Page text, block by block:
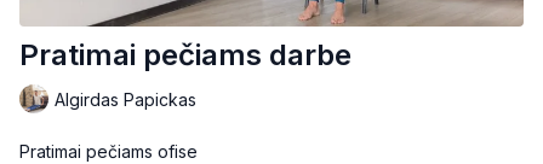
Pratimai pečiams darbe
Algirdas Papickas
Pratimai pečiams ofise